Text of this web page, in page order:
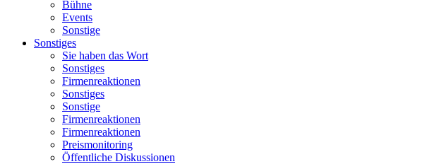
Bühne
Events
Sonstige
Sonstiges
Sie haben das Wort
Sonstiges
Firmenreaktionen
Sonstiges
Sonstige
Firmenreaktionen
Firmenreaktionen
Preismonitoring
Öffentliche Diskussionen